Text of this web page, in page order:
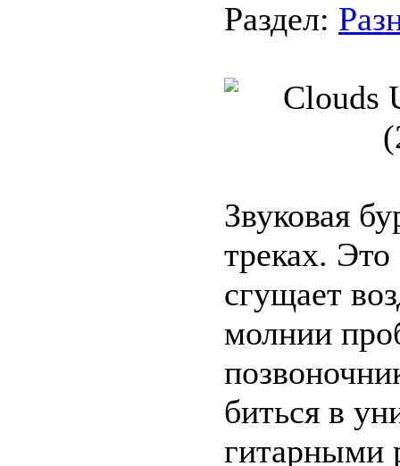
Раздел:
Звуковая
треках.
сгущает
молнии
биться в
гитарными